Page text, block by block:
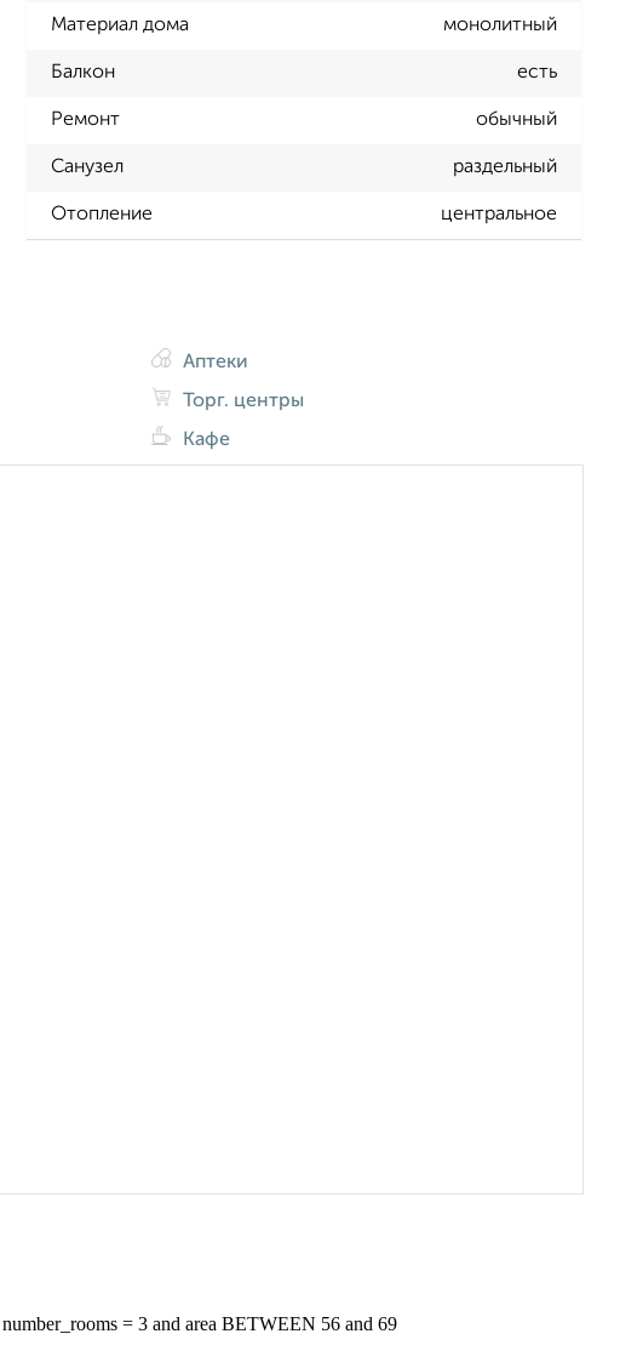
Материал дома монолитный
Балкон есть
Ремонт обычный
Санузел раздельный
Отопление центральное
Аптеки
Торг. центры
Кафе
= 3 and area BETWEEN 56 and 69